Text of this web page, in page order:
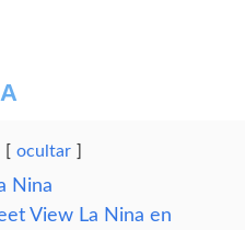
ocultar
Nina
View La Nina en